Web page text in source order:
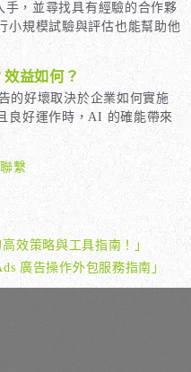
，並尋找具有經驗的合作夥
小規模試驗與評估也能幫助他
益如何？
的好壞取決於企業如何實施
良好運作時，AI 的確能帶來
繫
效策略與工具指南！」
廣告操作外包服務指南」